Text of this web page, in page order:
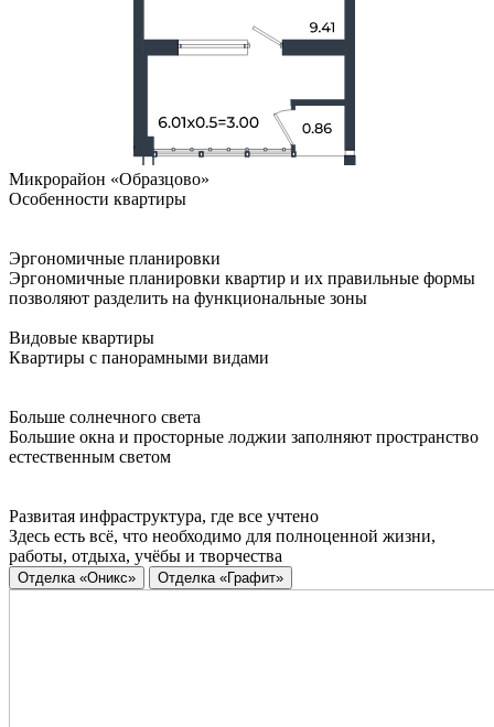
Микрорайон «Образцово»
Особенности квартиры
Эргономичные планировки
Эргономичные планировки квартир и их правильные формы
позволяют разделить на функциональные зоны
Видовые квартиры
Квартиры с панорамными видами
Больше солнечного света
Большие окна и просторные лоджии заполняют пространство
естественным светом
Развитая инфраструктура, где все учтено
Здесь есть всё, что необходимо для полноценной жизни,
работы, отдыха, учёбы и творчества
Отделка «Оникс» Отделка «Графит»